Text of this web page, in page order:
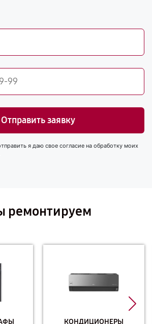
Отправить заявку
я даю свое согласие на обработку моих
ремонтируем
КОНДИЦИОНЕРЫ